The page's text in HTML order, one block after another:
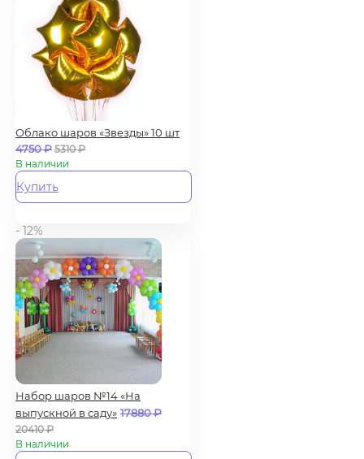
Облако шаров «Звезды» 10 шт
4750₽ 5310₽
В наличии
Купить
- 12%
Набор шаров №14 «На
выпускной в саду» 17880₽
20410₽
В наличии